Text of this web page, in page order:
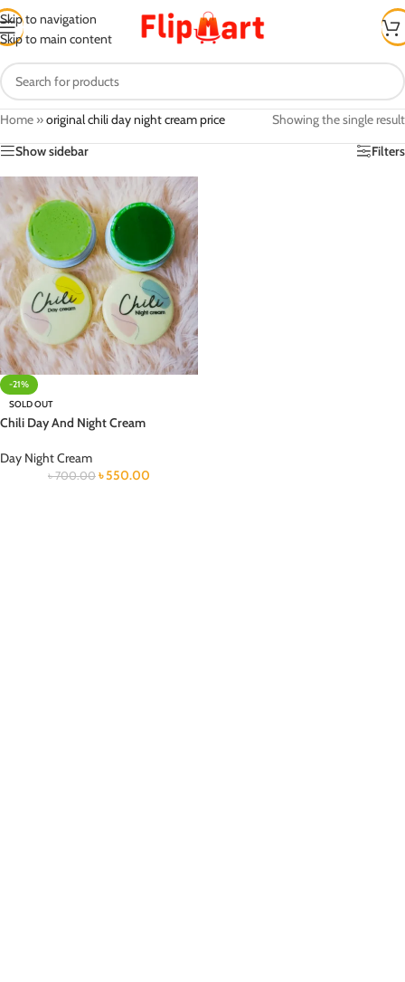
Skip to navigation
Skip to main content
Home »original chili day night cream price
Showing the single result
Show sidebar
Filters
-21%
SOLD OUT
Chili Day And Night Cream
Day Night Cream
৳700.00 ৳550.00